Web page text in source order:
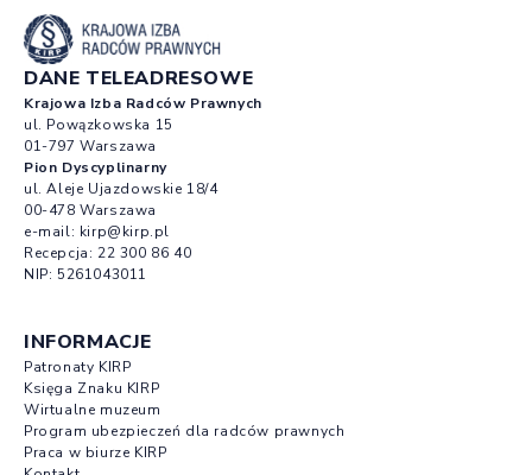
DANE TELEADRESOWE
Krajowa Izba Radców Prawnych
ul. Powązkowska 15
01-797 Warszawa
Pion Dyscyplinarny
ul. Aleje Ujazdowskie 18/4
00-478 Warszawa
e-mail: kirp@kirp.pl
Recepcja: 22 300 86 40
NIP: 5261043011
INFORMACJE
Patronaty KIRP
Księga Znaku KIRP
Wirtualne muzeum
Program ubezpieczeń dla radców prawnych
Praca w biurze KIRP